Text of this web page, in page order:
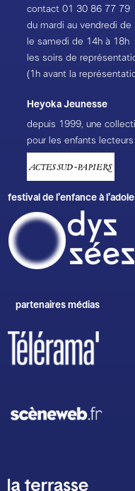
contact 01 30 86 77 79
du mardi au vendredi de
le samedi de 14h à 18h
les soirs de
(1h avant la
Heyoka Jeunesse
depuis 1999, une
pour les enfants
festival de l’enfance à
partenaires médias